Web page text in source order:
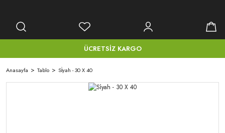
ÜCRETSİZ KARGO
Anasayfa Tablo Si̇yah - 30 X 40